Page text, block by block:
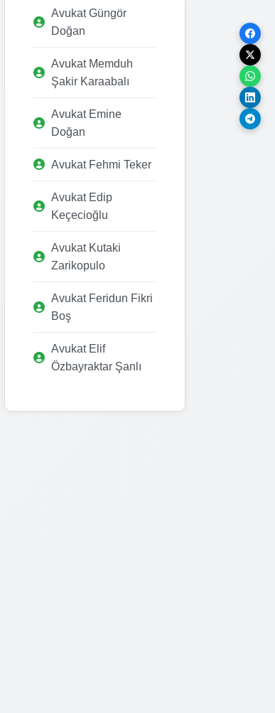
Avukat Güngör
Doğan
Avukat Memduh
Şakir Karaabalı
Avukat Emine
Doğan
Avukat Fehmi Teker
Avukat Edip
Keçecioğlu
Avukat Kutaki
Zarikopulo
Avukat Feridun Fikri
Boş
Avukat Elif
Özbayraktar Şanlı